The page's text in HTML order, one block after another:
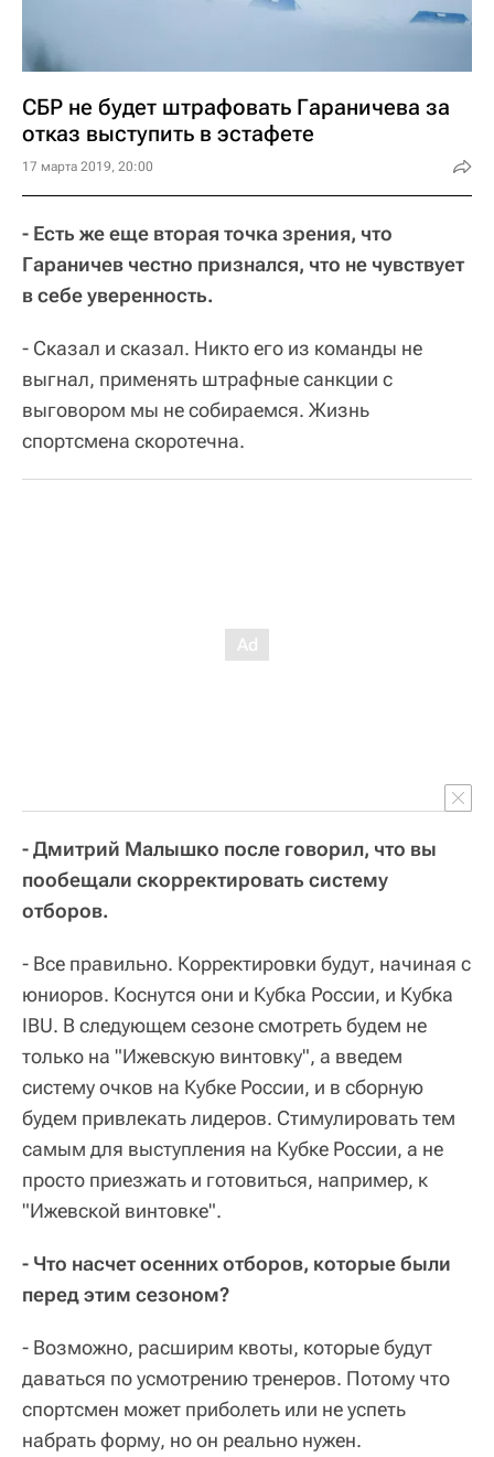
СБР не будет штрафовать Гараничева за
отказ выступить в эстафете
17 марта 2019, 20:00
- Есть же еще вторая точка зрения, что
Гараничев честно признался, что не чувствует
в себе уверенность.
- Сказал и сказал. Никто его из команды не
выгнал, применять штрафные санкции с
выговором мы не собираемся. Жизнь
спортсмена скоротечна.
- Дмитрий Малышко после говорил, что вы
пообещали скорректировать систему
отборов.
- Все правильно. Корректировки будут, начиная с
юниоров. Коснутся они и Кубка России, и Кубка
IBU. В следующем сезоне смотреть будем не
только на "Ижевскую винтовку", а введем
систему очков на Кубке России, и в сборную
будем привлекать лидеров. Стимулировать тем
самым для выступления на Кубке России, а не
просто приезжать и готовиться, например, к
"Ижевской винтовке".
- Что насчет осенних отборов, которые были
перед этим сезоном?
- Возможно, расширим квоты, которые будут
даваться по усмотрению тренеров. Потому что
спортсмен может приболеть или не успеть
набрать форму, но он реально нужен.